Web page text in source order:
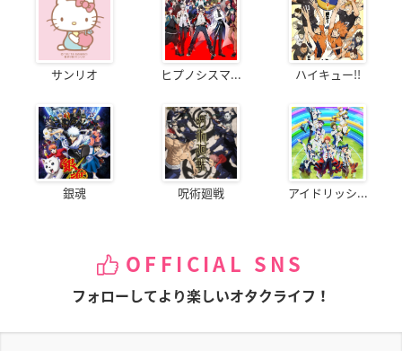
サンリオ ヒプノシスマ... ハイキュー!!
銀魂 呪術廻戦 アイドリッシ...
OFFICIAL SNS
フォローしてより楽しいオタクライフ！